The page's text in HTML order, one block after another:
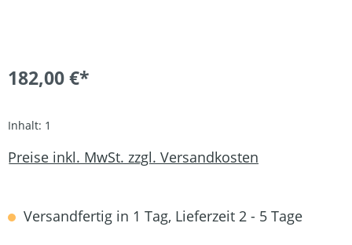
182,00 €*
Inhalt: 1
Preise inkl. MwSt. zzgl. Versandkosten
Versandfertig in 1 Tag, Lieferzeit 2 - 5 Tage